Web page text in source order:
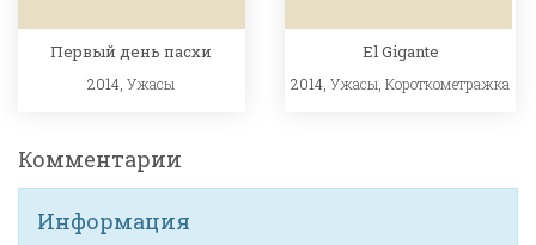
Первый день пасхи
2014,Ужасы
El Gigante
2014,Ужасы ,Короткометражка
Комментарии
Информация